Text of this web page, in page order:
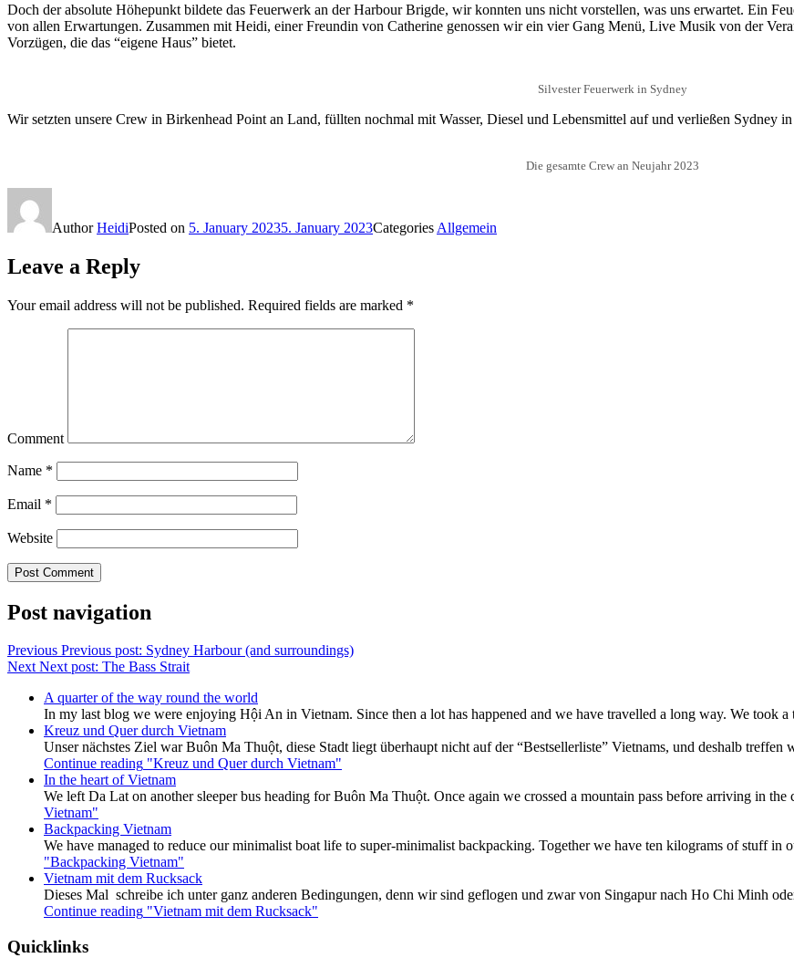
Doch der absolute Höhepunkt bildete das Feuerwerk an der Harbour Brigde, wir konnten uns nicht vorstellen, was uns erwartet. Ein
von allen Erwartungen. Zusammen mit Heidi, einer Freundin von Catherine genossen wir ein vier Gang Menü, Live Musik von der
Vorzügen, die das “eigene Haus” bietet.
Silvester Feuerwerk in Sydney
Wir setzten unsere Crew in Birkenhead Point an Land, füllten nochmal mit Wasser, Diesel und Lebensmittel auf und verließen Sydney
Die gesamte Crew an Neujahr 2023
AuthorHeidiPosted on 5. January 20235. January 2023Categories Allgemein
Leave a Reply
Your email address will not be published. Required fields are marked *
Comment
Name *
Email *
Website
Post navigation
Previous Previous post: Sydney Harbour (and surroundings)
Next Next post: The Bass Strait
A quarter of the way round the world
In my last blog we were enjoying Hội An in Vietnam. Since then a lot has happened and we have travelled a long way. We took
Kreuz und Quer durch Vietnam
Unser nächstes Ziel war Buôn Ma Thuột, diese Stadt liegt überhaupt nicht auf der “Bestsellerliste” Vietnams, und deshalb
Continue reading "Kreuz und Quer durch Vietnam"
In the heart of Vietnam
We left Da Lat on another sleeper bus heading for Buôn Ma Thuột. Once again we crossed a mountain pass before arriving in
Vietnam"
Backpacking Vietnam
We have managed to reduce our minimalist boat life to super-minimalist backpacking. Together we have ten kilograms of stuff
"Backpacking Vietnam"
Vietnam mit dem Rucksack
Dieses Mal schreibe ich unter ganz anderen Bedingungen, denn wir sind geflogen und zwar von Singapur nach Ho Chi Minh
Continue reading "Vietnam mit dem Rucksack"
Quicklinks